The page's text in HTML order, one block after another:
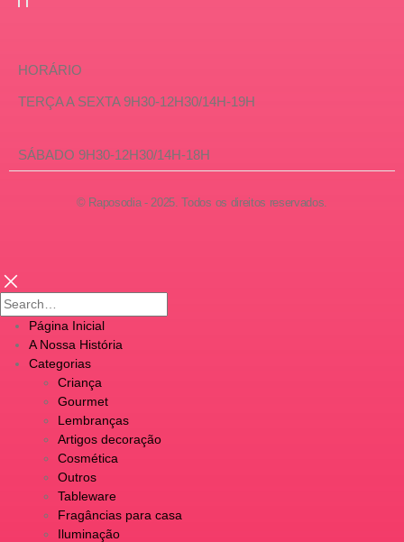
HORÁRIO
TERÇA A SEXTA 9H30-12H30/14H-19H
SÁBADO 9H30-12H30/14H-18H
© Raposodia - 2025. Todos os direitos reservados.
Página Inicial
A Nossa História
Categorias
Criança
Gourmet
Lembranças
Artigos decoração
Cosmética
Outros
Tableware
Fragâncias para casa
Iluminação